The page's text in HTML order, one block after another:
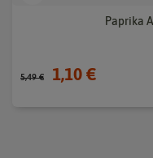
Paprika
5,49 € 1,10 €